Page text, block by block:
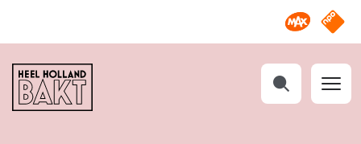
Omroep
NPO
Heel
Holland
Bakt